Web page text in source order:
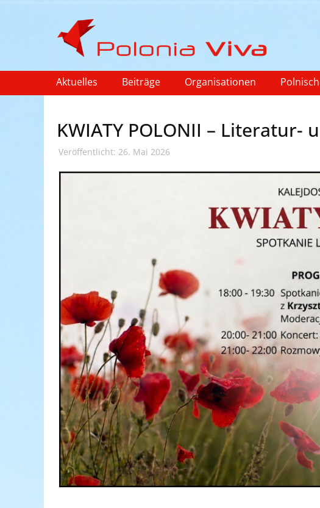
Aktuelles Beiträge Organisationen
KWIATY POLONII – Literatur-
Veröffentlicht: 26. Mai 2026